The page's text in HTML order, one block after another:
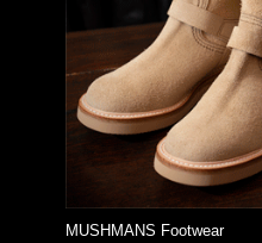
MUSHMANS Footwear